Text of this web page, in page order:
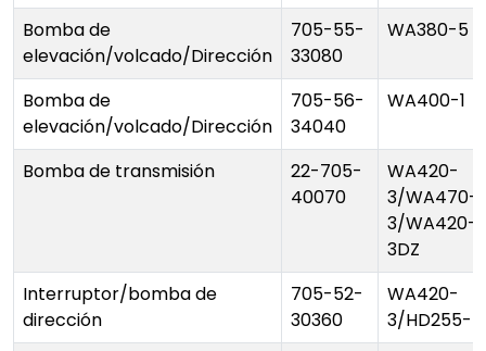
Bomba de
elevación/volcado/Dirección
705-55-
33080
WA380-5
Bomba de
elevación/volcado/Dirección
705-56-
34040
WA400-1
Bomba de transmisión
22-705-
40070
WA420-
3/WA470-
3/WA420-
3DZ
Interruptor/bomba de
dirección
705-52-
30360
WA420-
3/HD255-5